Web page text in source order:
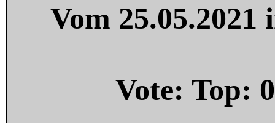
Vom
Vote: Top: 0